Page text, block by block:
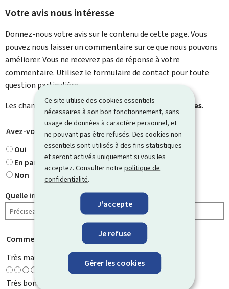
Ce site utilise des cookies essentiels
nécessaires à son bon fonctionnement, sans
usage de données à caractère personnel, et
ne pouvant pas être refusés. Des cookies non
essentiels sont utilisés à des fins statistiques
et seront activés uniquement si vous les
acceptez. Consulter notrepolitique de
confidentialité.
J'accepte
Je refuse
Gérer les cookies
Votre avis nous intéresse
Donnez-nous votre avis sur le contenu de cette page. Vous
pouvez nous laisser un commentaire sur ce que nous pouvons
améliorer. Vous ne recevrez pas de réponse à votre
commentaire. Utilisez le formulaire de contact pour toute
question particulière.
Les champs marqués d’une étoile ( * ) sont obligatoires.
Avez-vous trouvé ce que vous cherchiez ? *
Oui
En partie
Non
Quelle information cherchiez-vous ?
Comment évaluez-vous cette page ?
Très mauvaise
Très bonne